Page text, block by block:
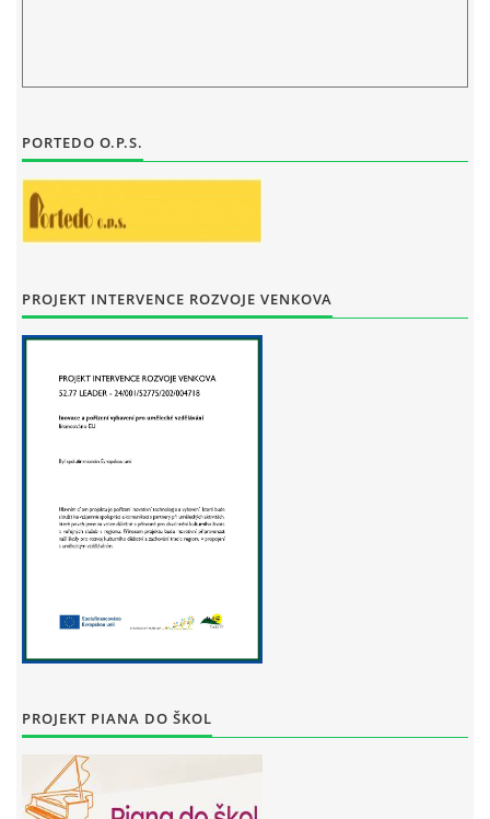
zus.stankov@tiscali.cz
© 2026 eStránky.cz |Tisk|Aktualizováno: 29. 7. 2026|Nahoru ↑
PORTEDO O.P.S.
PROJEKT INTERVENCE ROZVOJE VENKOVA
PROJEKT PIANA DO ŠKOL